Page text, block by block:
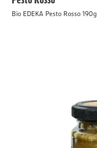
Bio EDEKA Pesto Rosso 190g